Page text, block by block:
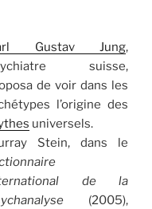
Gustav Jung,
suisse,
de voir dans les
l’origine des
universels.
Stein, dans le
de la
(2005),